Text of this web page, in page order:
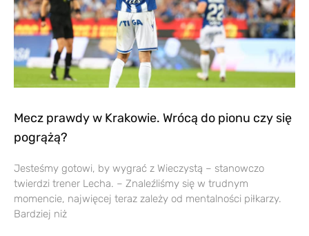
Mecz prawdy w Krakowie. Wrócą do pionu czy się
pogrążą?
Jesteśmy gotowi, by wygrać z Wieczystą – stanowczo
twierdzi trener Lecha. – Znaleźliśmy się w trudnym
momencie, najwięcej teraz zależy od mentalności piłkarzy.
Bardziej niż